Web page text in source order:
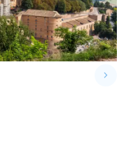
keyboard_arrow_right